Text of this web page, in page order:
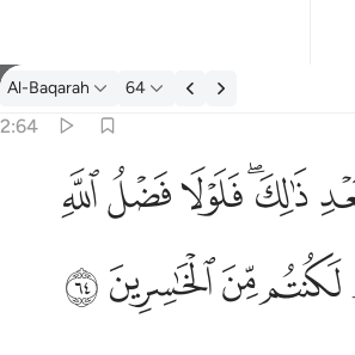
经注: Al-Baqarah 2:64
Al-Baqarah 64
2:64
الله عليكم ورحمته لكنتم من الخاسرين ٦٤
وَرَحْمَتُهُۥ لَكُنتُم مِّنَ ٱلْخَـٰسِرِينَ ٦٤
ﱮﱯﱰﱱﱲ
ﱵﱶﱷﱸ